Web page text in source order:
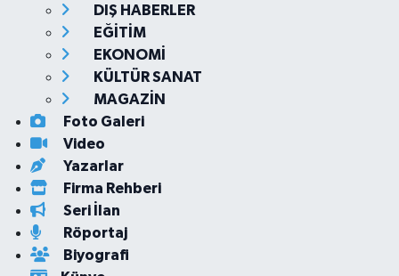
DIŞ HABERLER
EĞİTİM
EKONOMİ
KÜLTÜR SANAT
MAGAZİN
Foto Galeri
Video
Yazarlar
Firma Rehberi
Seri İlan
Röportaj
Biyografi